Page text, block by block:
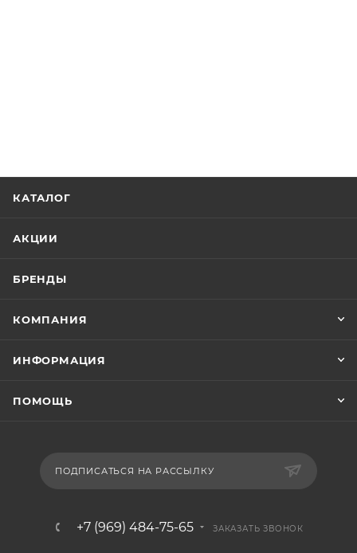
КАТАЛОГ
АКЦИИ
БРЕНДЫ
КОМПАНИЯ
ИНФОРМАЦИЯ
ПОМОЩЬ
ПОДПИСАТЬСЯ НА РАССЫЛКУ
+7 (969) 484-75-65 ЗАКАЗАТЬ ЗВОНОК